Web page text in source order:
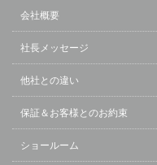
会社概要
社長メッセージ
他社との違い
保証＆お客様とのお約束
ショールーム